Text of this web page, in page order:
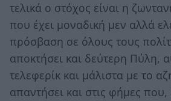
τελικά ο στόχος είναι η
που έχει μοναδική μεν αλλά
πρόσβαση σε όλους τους
αποκτήσει και δεύτερη Πύλη,
τελεφερίκ και μάλιστα με το
απαντήσει και στις φήμες που,